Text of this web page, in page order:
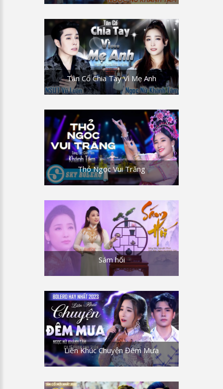
Tân Cổ Chia Tay Vì Mẹ Anh
Thỏ Ngọc Vui Trăng
Sám hối
Liên Khúc Chuyện Đêm Mưa